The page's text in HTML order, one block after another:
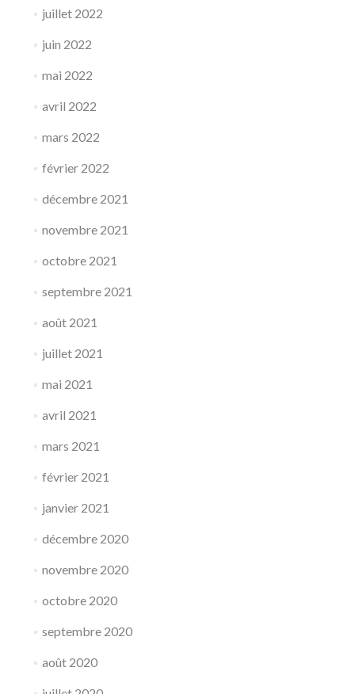
juillet 2022
juin 2022
mai 2022
avril 2022
mars 2022
février 2022
décembre 2021
novembre 2021
octobre 2021
septembre 2021
août 2021
juillet 2021
mai 2021
avril 2021
mars 2021
février 2021
janvier 2021
décembre 2020
novembre 2020
octobre 2020
septembre 2020
août 2020